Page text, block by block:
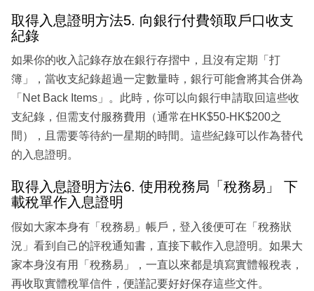
取得入息證明方法5. 向銀行付費領取戶口收支
紀錄
如果你的收入記錄存放在銀行存摺中，且沒有定期「打
簿」，當收支紀錄超過一定數量時，銀行可能會將其合併為
「Net Back Items」。此時，你可以向銀行申請取回這些收
支紀錄，但需支付服務費用（通常在HK$50-HK$200之
間），且需要等待約一星期的時間。這些紀錄可以作為替代
的入息證明。
取得入息證明方法6. 使用稅務局「稅務易」 下
載稅單作入息證明
假如大家本身有「稅務易」帳戶，登入後便可在「稅務狀
況」看到自己的評稅通知書，直接下載作入息證明。如果大
家本身沒有用「稅務易」，一直以來都是填寫實體報稅表，
再收取實體稅單信件，便謹記要好好保存這些文件。